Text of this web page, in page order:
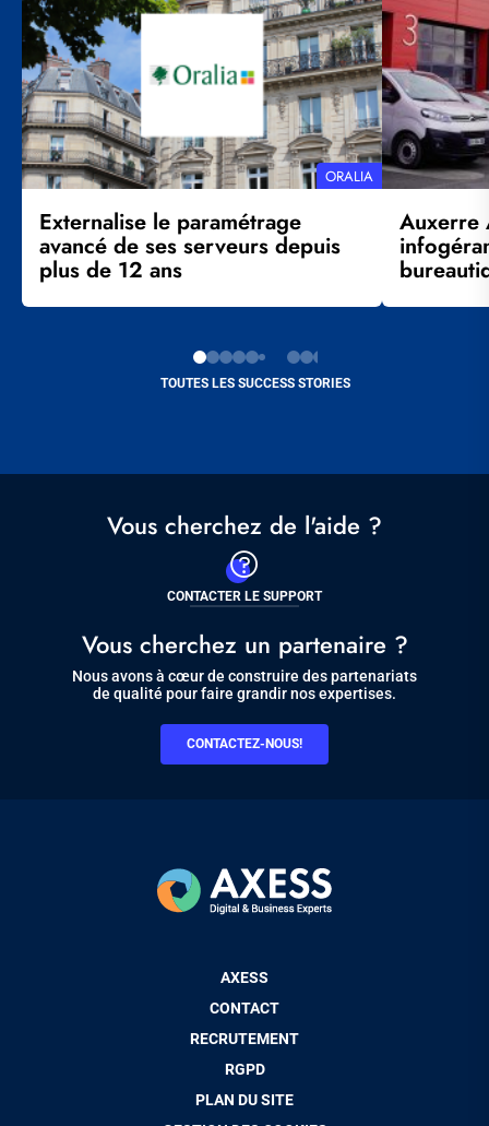
TOUTES LES SUCCESS STORIES
RÉFÉRENCE
CLIENT
ORALIA
Externalise le paramétrage
avancé de ses serveurs depuis
plus de 12 ans
Auxerre
Vous cherchez de l'aide ?
CONTACTER LE SUPPORT
Vous cherchez un partenaire ?
Nous avons à cœur de construire des partenariats
de qualité pour faire grandir nos expertises.
CONTACTEZ-NOUS!
AXESS
CONTACT
RECRUTEMENT
RGPD
PLAN DU SITE